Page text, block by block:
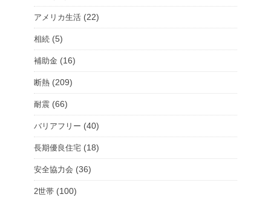
アメリカ生活 (22)
相続 (5)
補助金 (16)
断熱 (209)
耐震 (66)
バリアフリー (40)
長期優良住宅 (18)
安全協力会 (36)
2世帯 (100)